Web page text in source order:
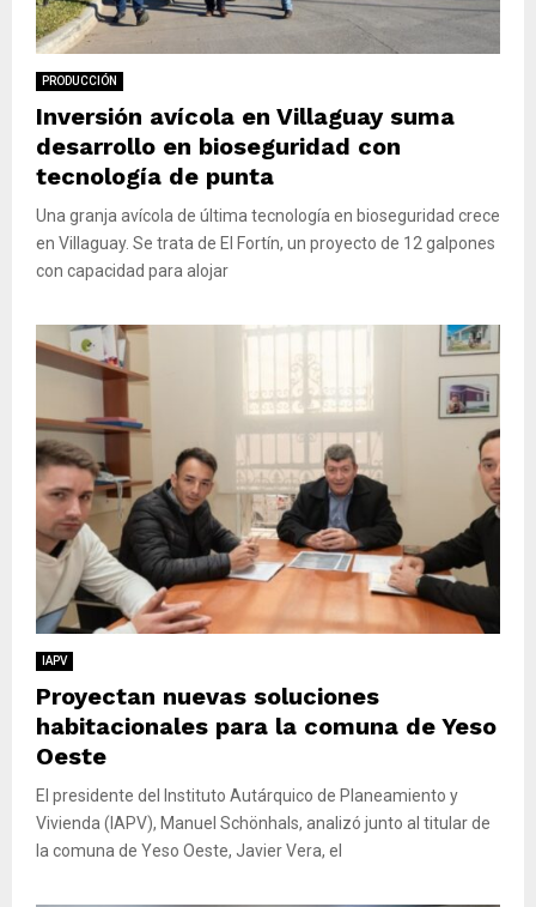
E
N
PRODUCCIÓN
Inversión avícola en Villaguay suma
desarrollo en bioseguridad con
tecnología de punta
Una granja avícola de última tecnología en bioseguridad crece
en Villaguay. Se trata de El Fortín, un proyecto de 12 galpones
con capacidad para alojar
IAPV
Proyectan nuevas soluciones
habitacionales para la comuna de Yeso
Oeste
El presidente del Instituto Autárquico de Planeamiento y
Vivienda (IAPV), Manuel Schönhals, analizó junto al titular de
la comuna de Yeso Oeste, Javier Vera, el